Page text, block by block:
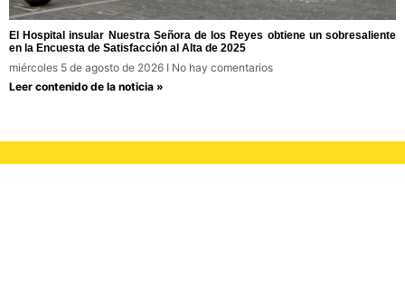
El Hospital insular Nuestra Señora de los Reyes obtiene un sobresaliente
en la Encuesta de Satisfacción al Alta de 2025
miércoles 5 de agosto de 2026
No hay comentarios
Leer contenido de la noticia »